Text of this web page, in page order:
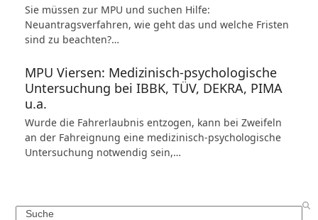
Sie müssen zur MPU und suchen Hilfe:
Neuantragsverfahren, wie geht das und welche Fristen
sind zu beachten?…
MPU Viersen: Medizinisch-psychologische
Untersuchung bei IBBK, TÜV, DEKRA, PIMA
u.a.
Wurde die Fahrerlaubnis entzogen, kann bei Zweifeln
an der Fahreignung eine medizinisch-psychologische
Untersuchung notwendig sein,…
Search